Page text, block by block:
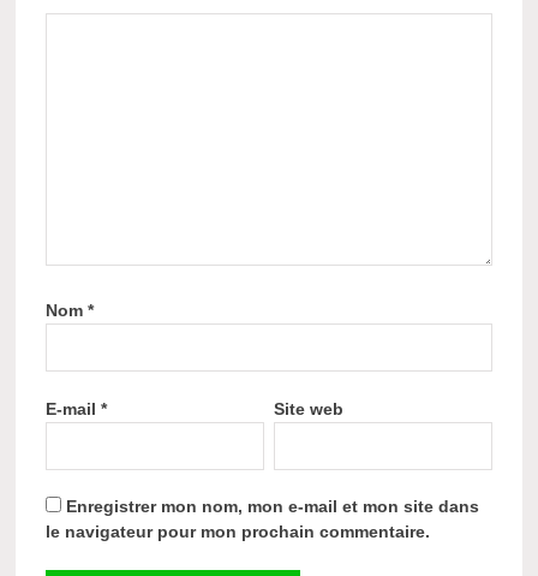
Nom*
E-mail* Site web
Enregistrer mon nom, mon e-mail et mon site dans
le navigateur pour mon prochain commentaire.